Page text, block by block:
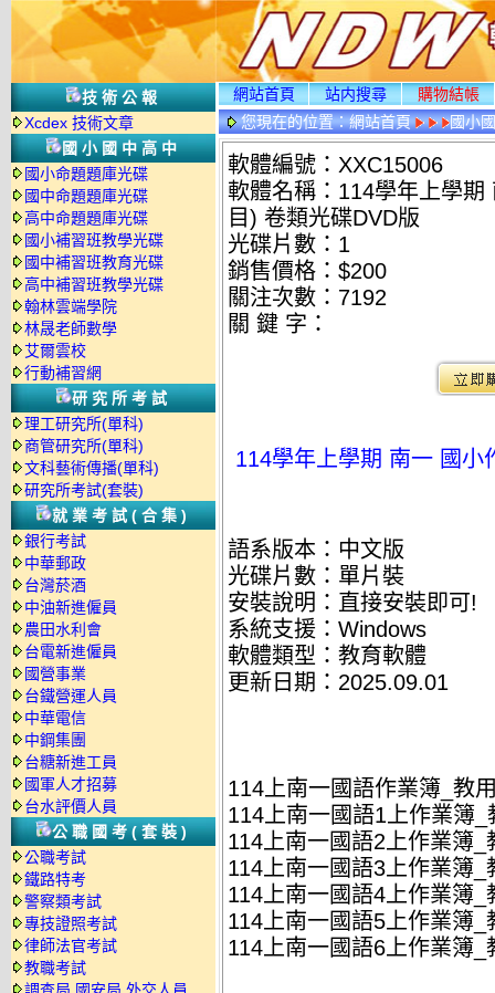
技術公報
Xcdex 技術文章
國小國中高中
國小命題題庫光碟
國中命題題庫光碟
高中命題題庫光碟
國小補習班教學光碟
國中補習班教育光碟
高中補習班教學光碟
翰林雲端學院
林晟老師數學
艾爾雲校
行動補習網
研究所考試
理工研究所(單科)
商管研究所(單科)
文科藝術傳播(單科)
研究所考試(套裝)
就業考試(合集)
銀行考試
中華郵政
台灣菸酒
中油新進僱員
農田水利會
台電新進僱員
國營事業
台鐵營運人員
中華電信
中鋼集團
台糖新進工員
國軍人才招募
台水評價人員
公職國考(套裝)
公職考試
鐵路特考
警察類考試
專技證照考試
律師法官考試
教職考試
網站首頁 站内搜尋
購物結帳
您現在的位置：網站首頁 國小
軟體編號：XXC15006
軟體名稱：114學年上學
目) 卷類光碟DVD版
光碟片數：1
銷售價格：$200
關注次數： 7192
關 鍵 字：
114學年上學期 南一 國
語系版本：中文版
光碟片數：單片裝
安裝說明：直接安裝即可!
系統支援：Windows
軟體類型：教育軟體
更新日期：2025.09.01
114上南一國語作業簿_教
114上南一國語1上作業簿_
114上南一國語2上作業簿_
114上南一國語3上作業簿_
114上南一國語4上作業簿_
114上南一國語5上作業簿_
114上南一國語6上作業簿_